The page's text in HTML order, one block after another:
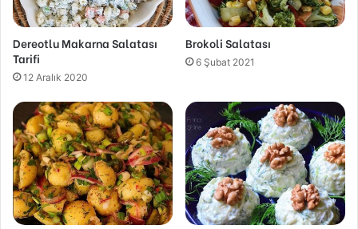
Dereotlu Makarna Salatası
Tarifi
12 Aralık 2020
Brokoli Salatası
6 Şubat 2021